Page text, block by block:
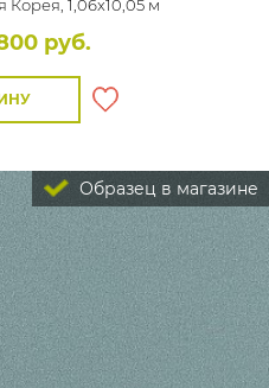
1,06x10,05 м
руб.
Образец в магазине